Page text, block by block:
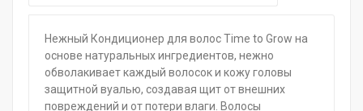
Нежный Кондиционер для волос Time to Grow на
основе натуральных ингредиентов, нежно
обволакивает каждый волосок и кожу головы
защитной вуалью, создавая щит от внешних
повреждений и от потери влаги. Волосы